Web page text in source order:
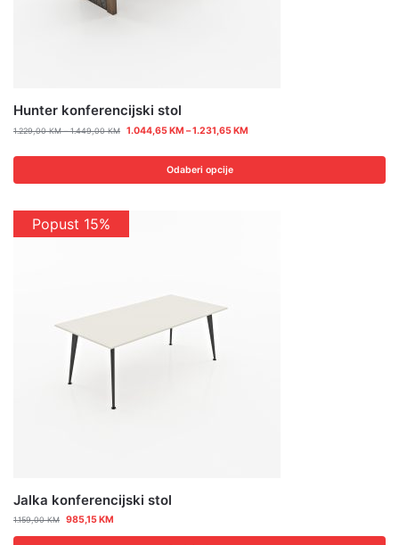
Hunter konferencijski stol
1.229,00KM – 1.449,00KM 1.044,65KM –1.231,65KM
Odaberi opcije
Popust 15%
Jalka konferencijski stol
1.159,00KM 985,15KM